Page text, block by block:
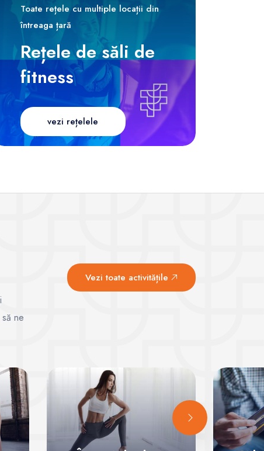
Toate rețele cu multiple locații din
întreaga țară
Rețele de săli de
fitness
vezi rețelele
ne
Vezi toate activitățile